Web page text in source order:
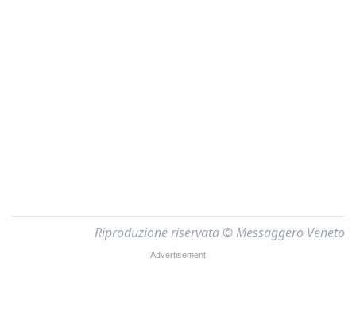
Riproduzione riservata © Messaggero Veneto